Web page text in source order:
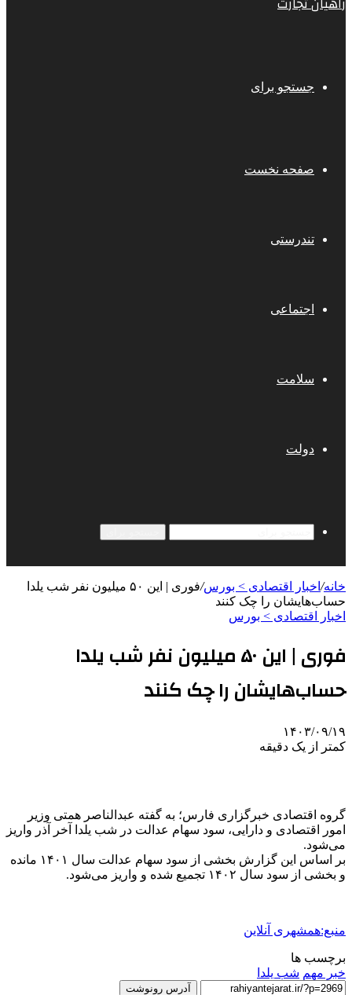
جستجو برای
صفحه نخست
تندرستی
اجتماعی
سلامت
دولت
خانه/ اخبار اقتصادی > بورس/
فوری | این ۵۰ میلیون نفر شب یلدا
حساب‌هایشان را چک کنند
اخبار اقتصادی > بورس
فوری | این ۵۰ میلیون نفر شب یلدا
حساب‌هایشان را چک کنند
۱۴۰۳/۰۹/۱۹
کمتر از یک دقیقه
گروه اقتصادی خبرگزاری فارس؛ به گفته عبدالناصر همتی وزیر
امور اقتصادی و دارایی، سود سهام عدالت در شب یلدا آخر آذر واریز
می‌شود.
بر اساس این گزارش بخشی از سود سهام عدالت سال ۱۴۰۱ مانده
و بخشی از سود سال ۱۴۰۲ تجمیع شده و واریز می‌شود.
منبع:همشهری آنلاین
برچسب ها
خبر مهم شب یلدا
آدرس رونوشت